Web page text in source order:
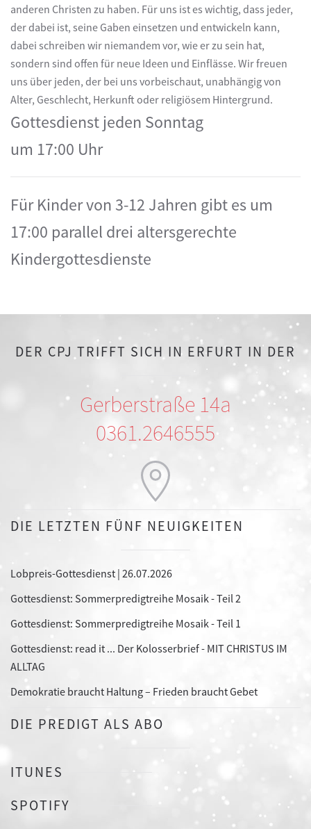
anderen Christen zu haben. Für uns ist es wichtig, dass jeder,
der dabei ist, seine Gaben einsetzen und entwickeln kann,
dabei schreiben wir niemandem vor, wie er zu sein hat,
sondern sind offen für neue Ideen und Einflässe. Wir freuen
uns über jeden, der bei uns vorbeischaut, unabhängig von
Alter, Geschlecht, Herkunft oder religiösem Hintergrund.
Gottesdienst jeden Sonntag
um 17:00 Uhr
Für Kinder von 3-12 Jahren gibt es um
17:00 parallel drei altersgerechte
Kindergottesdienste
DER CPJ TRIFFT SICH IN ERFURT IN DER
Gerberstraße 14a
0361.2646555
DIE LETZTEN FÜNF NEUIGKEITEN
Lobpreis-Gottesdienst | 26.07.2026
Gottesdienst: Sommerpredigtreihe Mosaik - Teil 2
Gottesdienst: Sommerpredigtreihe Mosaik - Teil 1
Gottesdienst: read it ... Der Kolosserbrief - MIT CHRISTUS IM
ALLTAG
Demokratie braucht Haltung – Frieden braucht Gebet
DIE PREDIGT ALS ABO
ITUNES
SPOTIFY